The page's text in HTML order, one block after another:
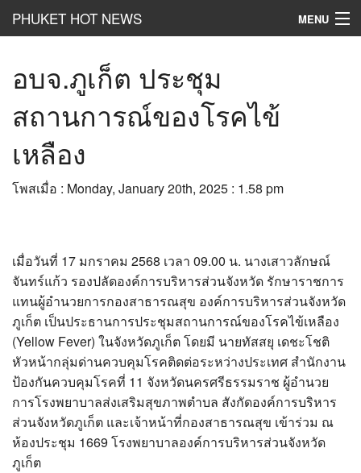
PHUKET HOT NEWS MENU
Hot Clip
Hot List
HotGossip
HotBusiness
HotHealth and Beauty
PR News
อยากบอกอยากเล่า
?>
อบจ.ภูเก็ต ประชุม
สถานการณ์ของโรคไข้
เหลือง
โพสเมื่อ : Monday, January 20th, 2025 : 1.58 pm
เมื่อวันที่ 17 มกราคม 2568 เวลา 09.00 น. นางเสาวลักษณ์
จันทร์แก้ว รองปลัดองค์การบริหารส่วนจังหวัด รักษาราชการ
แทนผู้อำนวยการกองสาธารณสุข องค์การบริหารส่วนจังหวัด
ภูเก็ต เป็นประธานการประชุมสถานการณ์ของโรคไข้เหลือง
(Yellow Fever) ในจังหวัดภูเก็ต โดยมี นายทัสสยุ เดชะโชติ
หัวหน้ากลุ่มด่านควบคุมโรคติดต่อระหว่างประเทศ สำนักงาน
ป้องกันควบคุมโรคที่ 11 จังหวัดนครศรีธรรมราช ผู้อำนวย
การโรงพยาบาลส่งเสริมสุขภาพตำบล สังกัดองค์การบริหาร
ส่วนจังหวัดภูเก็ต และเจ้าหน้าที่กองสาธารณสุข เข้าร่วม ณ
ห้องประชุม 1669 โรงพยาบาลองค์การบริหารส่วนจังหวัด
ภูเก็ต